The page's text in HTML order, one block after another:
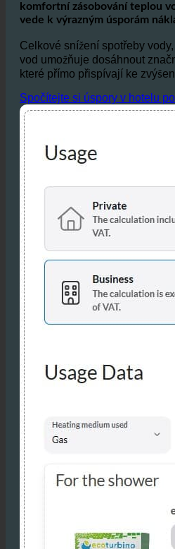
Zejména v pohostinství, kde
komfortní zásobování teplou
Celkové snížení spotřeby
vod umožňuje dosáhnout
Spočítejte si úspory v hotelu